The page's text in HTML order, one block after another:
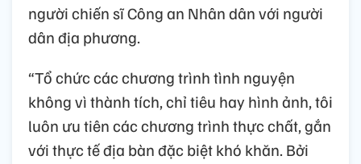
người chiến sĩ Công an Nhân dân với người
dân địa phương.
“Tổ chức các chương trình tình nguyện
không vì thành tích, chỉ tiêu hay hình ảnh, tôi
luôn ưu tiên các chương trình thực chất, gắn
với thực tế địa bàn đặc biệt khó khăn. Bởi